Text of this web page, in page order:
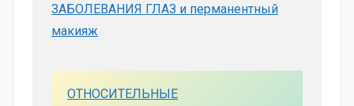
ЗАБОЛЕВАНИЯ ГЛАЗ и перманентный
макияж
ОТНОСИТЕЛЬНЫЕ